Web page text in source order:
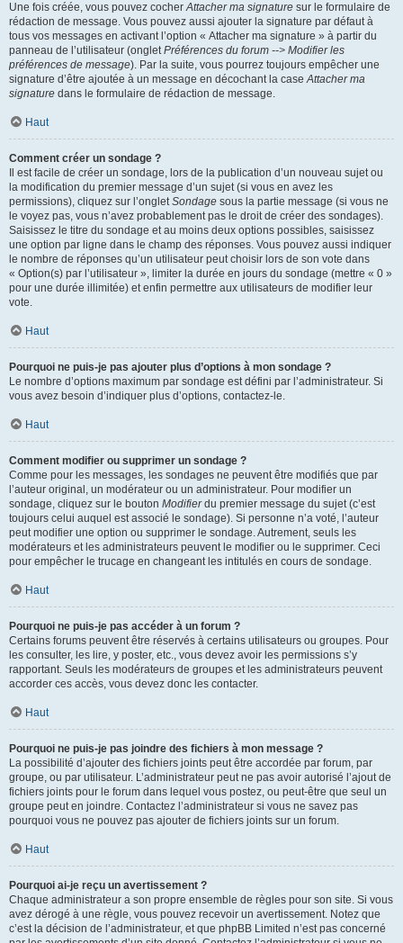
Une fois créée, vous pouvez cocherAttacher ma signature sur le formulaire de
rédaction de message. Vous pouvez aussi ajouter la signature par défaut à
tous vos messages en activant l’option « Attacher ma signature » à partir du
panneau de l’utilisateur (ongletPréférences du forum --> Modifier les
préférences de message). Par la suite, vous pourrez toujours empêcher une
signature d’être ajoutée à un message en décochant la caseAttacher ma
signature dans le formulaire de rédaction de message.
Haut
Comment créer un sondage ?
Il est facile de créer un sondage, lors de la publication d’un nouveau sujet ou
la modification du premier message d’un sujet (si vous en avez les
permissions), cliquez sur l’ongletSondage sous la partie message (si vous ne
le voyez pas, vous n’avez probablement pas le droit de créer des sondages).
Saisissez le titre du sondage et au moins deux options possibles, saisissez
une option par ligne dans le champ des réponses. Vous pouvez aussi indiquer
le nombre de réponses qu’un utilisateur peut choisir lors de son vote dans
« Option(s) par l’utilisateur », limiter la durée en jours du sondage (mettre « 0 »
pour une durée illimitée) et enfin permettre aux utilisateurs de modifier leur
vote.
Haut
Pourquoi ne puis-je pas ajouter plus d’options à mon sondage ?
Le nombre d’options maximum par sondage est défini par l’administrateur. Si
vous avez besoin d’indiquer plus d’options, contactez-le.
Haut
Comment modifier ou supprimer un sondage ?
Comme pour les messages, les sondages ne peuvent être modifiés que par
l’auteur original, un modérateur ou un administrateur. Pour modifier un
sondage, cliquez sur le bouton Modifierdu premier message du sujet (c’est
toujours celui auquel est associé le sondage). Si personne n’a voté, l’auteur
peut modifier une option ou supprimer le sondage. Autrement, seuls les
modérateurs et les administrateurs peuvent le modifier ou le supprimer. Ceci
pour empêcher le trucage en changeant les intitulés en cours de sondage.
Haut
Pourquoi ne puis-je pas accéder à un forum ?
Certains forums peuvent être réservés à certains utilisateurs ou groupes. Pour
les consulter, les lire, y poster, etc., vous devez avoir les permissions s’y
rapportant. Seuls les modérateurs de groupes et les administrateurs peuvent
accorder ces accès, vous devez donc les contacter.
Haut
Pourquoi ne puis-je pas joindre des fichiers à mon message ?
La possibilité d’ajouter des fichiers joints peut être accordée par forum, par
groupe, ou par utilisateur. L’administrateur peut ne pas avoir autorisé l’ajout de
fichiers joints pour le forum dans lequel vous postez, ou peut-être que seul un
groupe peut en joindre. Contactez l’administrateur si vous ne savez pas
pourquoi vous ne pouvez pas ajouter de fichiers joints sur un forum.
Haut
Pourquoi ai-je reçu un avertissement ?
Chaque administrateur a son propre ensemble de règles pour son site. Si vous
avez dérogé à une règle, vous pouvez recevoir un avertissement. Notez que
c’est la décision de l’administrateur, et que phpBB Limited n’est pas concerné